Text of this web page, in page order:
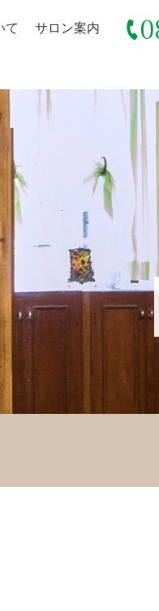
て サロン案内